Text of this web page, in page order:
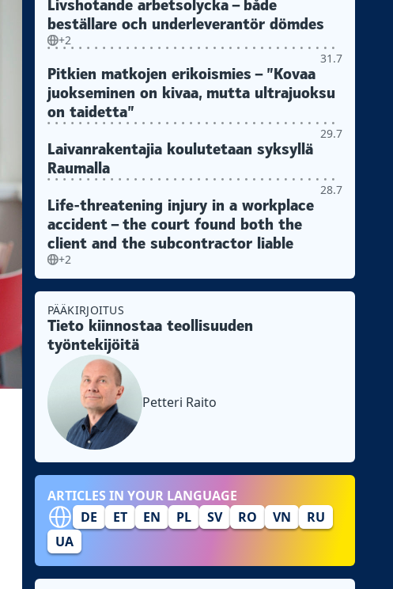
Livshotande arbetsolycka – både
beställare och underleverantör dömdes
+2
31.7
Pitkien matkojen erikoismies – ”Kovaa
juokseminen on kivaa, mutta ultrajuoksu
on taidetta”
29.7
Laivanrakentajia koulutetaan syksyllä
Raumalla
28.7
Life-threatening injury in a workplace
accident – the court found both the
client and the subcontractor liable
+2
PÄÄKIRJOITUS
Tieto kiinnostaa teollisuuden
työntekijöitä
Petteri Raito
ARTICLES IN YOUR LANGUAGE
DE
ET EN PL SV RO VN
RU
UA